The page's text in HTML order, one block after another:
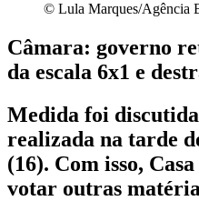
© Lula Marques/Agência
Câmara: governo
da escala 6x1 e
Medida foi
realizada na tarde
(16). Com isso,
votar outras